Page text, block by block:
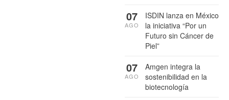
ISDIN lanza en México
la iniciativa “Por un
Futuro sin Cáncer de
Piel”
07
AGO
Amgen integra la
sostenibilidad en la
biotecnología
07
AGO